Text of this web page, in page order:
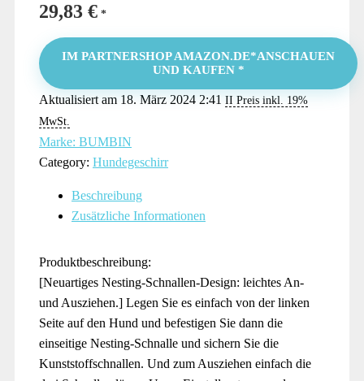
29,83 €
IM PARTNERSHOP AMAZON.DE*ANSCHAUEN
UND KAUFEN *
Aktualisiert am 18. März 2024 2:41 II Preis inkl. 19%
MwSt.
Marke: BUMBIN
Category: Hundegeschirr
Beschreibung
Zusätzliche Informationen
Produktbeschreibung:
[Neuartiges Nesting-Schnallen-Design: leichtes An-
und Ausziehen.] Legen Sie es einfach von der linken
Seite auf den Hund und befestigen Sie dann die
einseitige Nesting-Schnalle und sichern Sie die
Kunststoffschnallen. Und zum Ausziehen einfach die